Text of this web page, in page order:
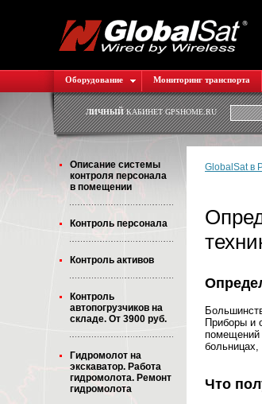
Оборудование Мониторинг транспорта
ЛИЧНЫЙКАБИНЕТ GPSHOME.RU
Описание системы
контроля персонала
в помещении
Контроль персонала
Контроль активов
Контроль
автопогрузчиков на
складе. От 3900 руб.
Гидромолот на
экскаватор. Работа
гидромолота. Ремонт
гидромолота
GlobalSat в
Приборы и
помещений
больницах,
Что